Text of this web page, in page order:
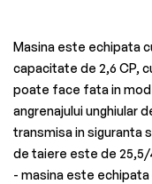
Masina este echipata
capacitate de 2,6 CP,
poate face fata in
angrenajului unghiular
transmisa in siguranta
de taiere este de
- masina este